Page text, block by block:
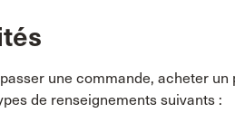
une commande, acheter
de renseignements suivants :